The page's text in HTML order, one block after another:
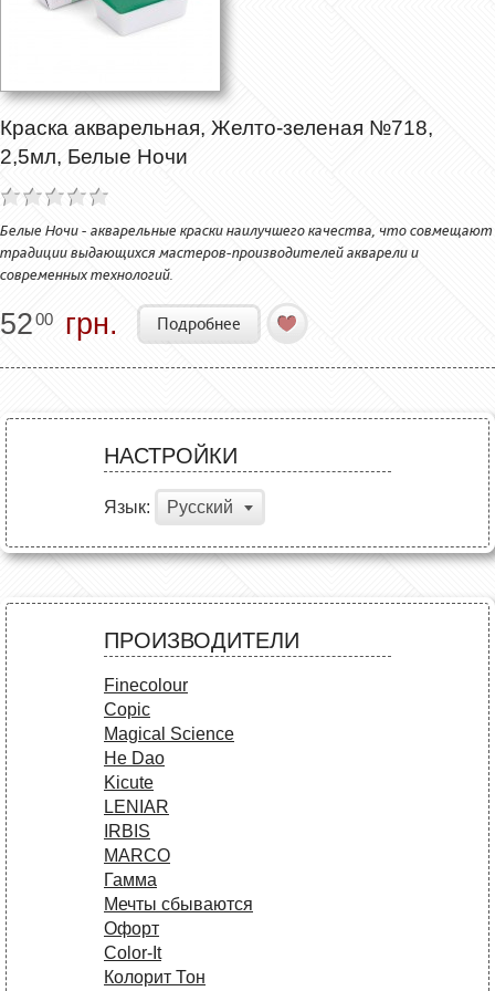
Краска акварельная, Желто-зеленая №718,
2,5мл, Белые Ночи
Белые Ночи - акварельные краски наилучшего качества, что совмещают
традиции выдающихся мастеров-производителей акварели и
современных технологий.
5200 грн. Подробнее
НАСТРОЙКИ
Язык: Русский
ПРОИЗВОДИТЕЛИ
Finecolour
Copic
Magical Science
He Dao
Kicute
LENIAR
IRBIS
MARCO
Гамма
Мечты сбываются
Офорт
Сolor-It
Колорит Тон